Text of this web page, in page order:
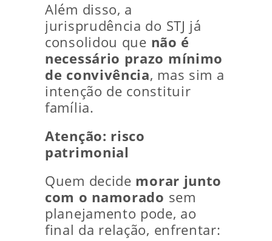
Além disso, a
jurisprudência do STJ já
consolidou que não é
necessário prazo mínimo
de convivência, mas sim a
intenção de constituir
família.
Atenção: risco
patrimonial
Quem decide morar junto
com o namorado sem
planejamento pode, ao
final da relação, enfrentar: